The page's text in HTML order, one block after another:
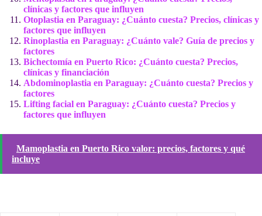
clínicas y factores que influyen
Otoplastia en Paraguay: ¿Cuánto cuesta? Precios, clínicas y
factores que influyen
Rinoplastia en Paraguay: ¿Cuánto vale? Guía de precios y
factores
Bichectomía en Puerto Rico: ¿Cuánto cuesta? Precios,
clínicas y financiación
Abdominoplastia en Paraguay: ¿Cuánto cuesta? Precios y
factores
Lifting facial en Paraguay: ¿Cuánto cuesta? Precios y
factores que influyen
Mamoplastia en Puerto Rico valor: precios, factores y qué
incluye